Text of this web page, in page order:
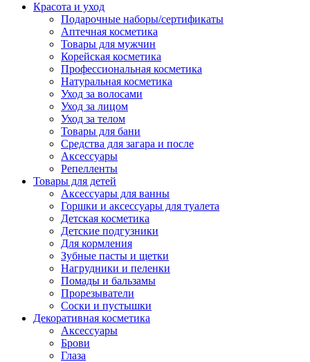
Красота и уход
Подарочные наборы/сертификаты
Аптечная косметика
Товары для мужчин
Корейская косметика
Профессиональная косметика
Натуральная косметика
Уход за волосами
Уход за лицом
Уход за телом
Товары для бани
Средства для загара и после
Аксессуары
Репелленты
Товары для детей
Аксессуары для ванны
Горшки и аксессуары для туалета
Детская косметика
Детские подгузники
Для кормления
Зубные пасты и щетки
Нагрудники и пеленки
Помады и бальзамы
Прорезыватели
Соски и пустышки
Декоративная косметика
Аксессуары
Брови
Глаза